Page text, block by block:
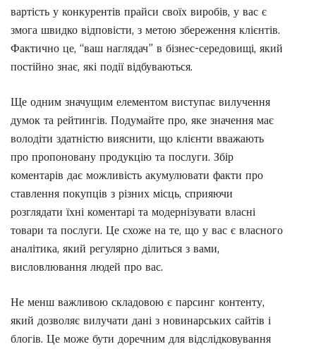
вартість у конкурентів прайси своїх виробів, у вас є
змога швидко відповісти, з метою збереження клієнтів.
Фактично це, “ваш наглядач” в бізнес-середовищі, який
постійно знає, які події відбуваються.
Ще одним значущим елементом виступає вилучення
думок та рейтингів. Подумайте про, яке значення має
володіти здатністю вияснити, що клієнти вважають
про пропоновану продукцію та послуги. Збір
коментарів дає можливість акумулювати факти про
ставлення покупців з різних місць, сприяючи
розглядати їхні коментарі та модернізувати власні
товари та послуги. Це схоже на те, що у вас є власного
аналітика, який регулярно ділиться з вами,
висловлювання людей про вас.
Не менш важливою складовою є парсинг контенту,
який дозволяє вилучати дані з новинарських сайтів і
блогів. Це може бути доречним для відслідковування